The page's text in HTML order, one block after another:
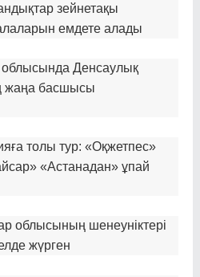
зейнетақы
емдете алады
Денсаулық
жаңа басшысы
толы тур: «Оқжетпес»
«Астанадан» ұпай
облысының шенеуніктері
жүрген